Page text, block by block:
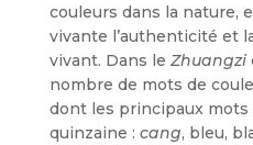
couleurs dans la nature,
vivante l’authenticité et
vivant. Dans le Zhuangzi
nombre de mots de
dont les principaux
quinzaine : cang, bleu,